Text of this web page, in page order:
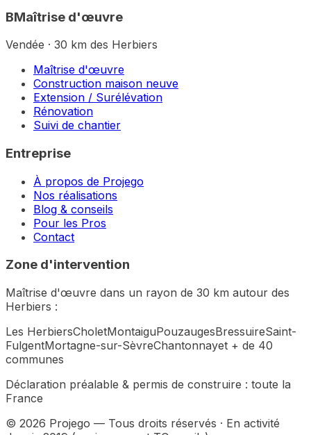
BMaîtrise d'œuvre
Vendée · 30 km des Herbiers
Maîtrise d'œuvre
Construction maison neuve
Extension / Surélévation
Rénovation
Suivi de chantier
Entreprise
À propos de Projego
Nos réalisations
Blog & conseils
Pour les Pros
Contact
Zone d'intervention
Maîtrise d'œuvre dans un rayon de 30 km autour des
Herbiers :
Les HerbiersCholetMontaiguPouzaugesBressuireSaint-
FulgentMortagne-sur-SèvreChantonnayet + de 40
communes
Déclaration préalable & permis de construire : toute la
France
© 2026 Projego — Tous droits réservés · En activité